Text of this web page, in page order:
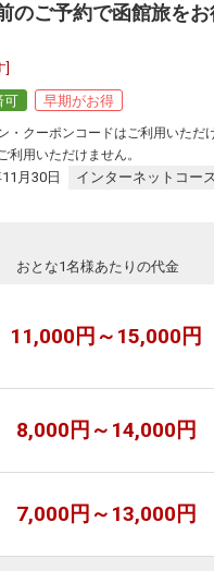
のご予約で函館旅を
可 早期がお得
クーポンコードはご利用いただ
用いただけません。
月30日 インターネットコー
おとな1名様あたりの代金
11,000円～15,000円
8,000円～14,000円
7,000円～13,000円